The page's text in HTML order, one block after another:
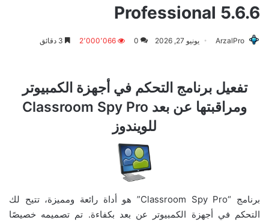
Professional 5.6.6
ArzalPro يونيو 27, 2026 0 2٬000٬066
تفعيل برنامج التحكم في أجهزة الكمبيوتر
ومراقبتها عن بعد Classroom Spy Pro
للويندوز
برنامج “Classroom Spy Pro” هو أداة رائعة ومميزة، تتيح لك
التحكم في أجهزة الكمبيوتر عن بعد بكفاءة. تم تصميمه خصيصًا